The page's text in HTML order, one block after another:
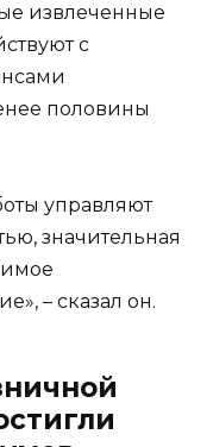
извлеченные
с
половины
управляют
значительная
– сказал он.